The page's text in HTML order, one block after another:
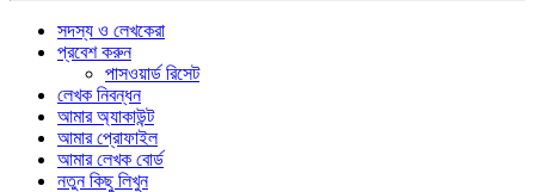
সদস্য ও লেখকেরা
প্রবেশ করুন
পাসওয়ার্ড রিসেট
লেখক নিবন্ধন
আমার অ্যাকাউন্ট
আমার প্রোফাইল
আমার লেখক বোর্ড
নতুন কিছু লিখুন